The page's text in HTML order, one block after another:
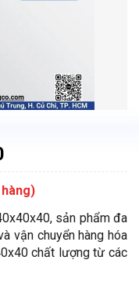
sản phẩm đa
vận chuyển hàng hóa
chất lượng từ các